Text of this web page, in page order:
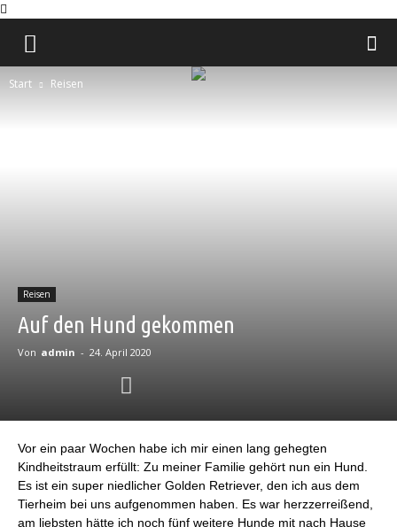
Start Reisen
Reisen
Auf den Hund gekommen
Von admin - 24. April 2020
Vor ein paar Wochen habe ich mir einen lang gehegten
Kindheitstraum erfüllt: Zu meiner Familie gehört nun ein Hund.
Es ist ein super niedlicher Golden Retriever, den ich aus dem
Tierheim bei uns aufgenommen haben. Es war herzzerreißend,
am liebsten hätte ich noch fünf weitere Hunde mit nach Hause